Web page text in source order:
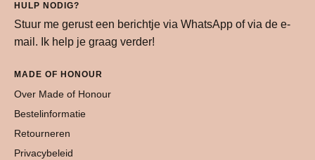
HULP NODIG?
Stuur me gerust een berichtje via WhatsApp of via de e-
mail. Ik help je graag verder!
MADE OF HONOUR
Over Made of Honour
Bestelinformatie
Retourneren
Privacybeleid